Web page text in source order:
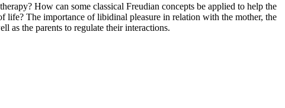
How can some classical Freudian concepts be applied to help the
life? The importance of libidinal pleasure in relation with the mother, the
as the parents to regulate their interactions.